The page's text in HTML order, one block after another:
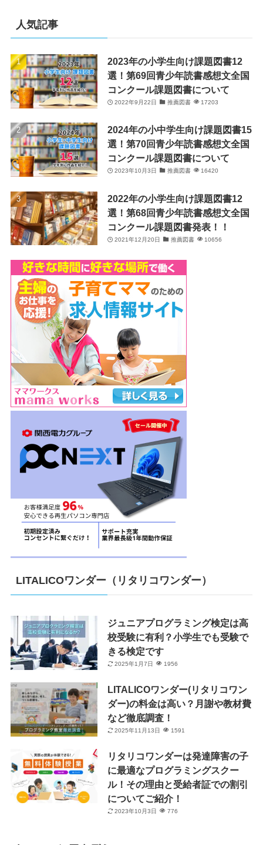
人気記事
2023年の小学生向け課題図書12
選！第69回青少年読書感想文全国
コンクール課題図書について
2022年9月22日 推薦図書 17203
2024年の小中学生向け課題図書15
選！第70回青少年読書感想文全国
コンクール課題図書について
2023年10月3日 推薦図書 16420
2022年の小学生向け課題図書12
選！第68回青少年読書感想文全国
コンクール課題図書発表！！
2021年12月20日 推薦図書 10656
LITALICOワンダー（リタリコワンダー）
ジュニアプログラミング検定は高
校受験に有利？小学生でも受験で
きる検定です
2025年1月7日 1956
LITALICOワンダー(リタリコワン
ダー)の料金は高い？月謝や教材費
など徹底調査！
2025年11月13日 1591
リタリコワンダーは発達障害の子
に最適なプログラミングスクー
ル！その理由と受給者証での割引
についてご紹介！
2023年10月3日 776